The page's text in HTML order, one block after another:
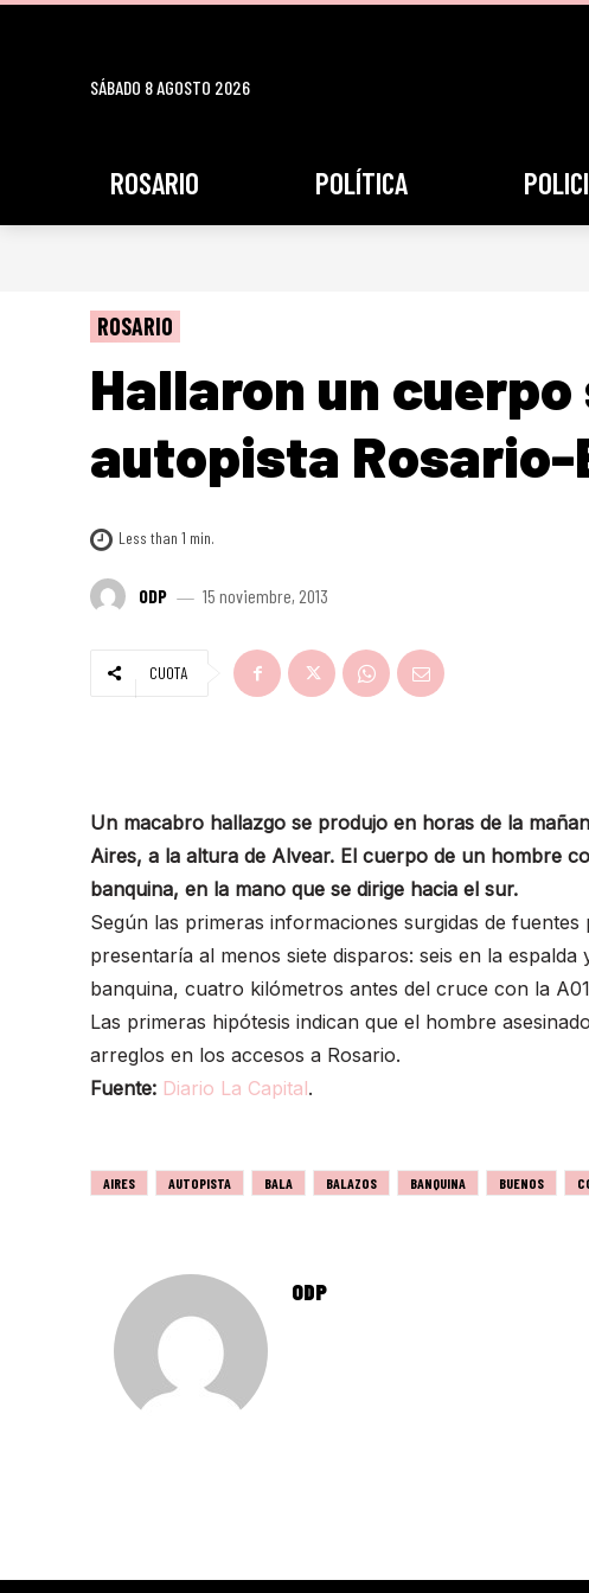
SÁBADO 8 AGOSTO 2026
ROSARIO POLÍTICA
ROSARIO
Hallaron un
autopista Rosario-
Less than 1 min.
ODP 15 noviembre, 2013
CUOTA
Un macabro hallazgo se produjo en horas de la
Aires, a la altura de Alvear. El cuerpo de un hombre
banquina, en la mano que se dirige hacia el sur.
Según las primeras informaciones surgidas de
presentaría al menos siete disparos: seis en la
banquina, cuatro kilómetros antes del cruce con la
Las primeras hipótesis indican que el hombre
arreglos en los accesos a Rosario.
Fuente: Diario La Capital.
AIRES AUTOPISTA BALA BALAZOS BANQUINA BUENOS
ODP